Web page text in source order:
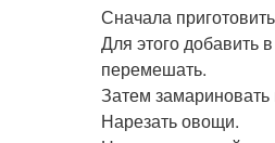
Сначала
Для этого добавить
перемешать.
Затем
Нарезать овощи.